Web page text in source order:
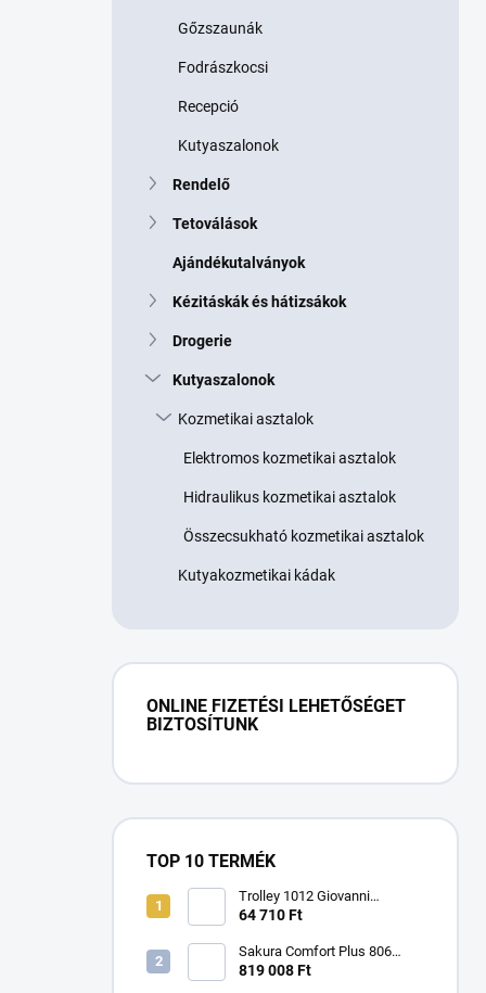
Gőzszaunák
Fodrászkocsi
Recepció
Kutyaszalonok
Rendelő
Tetoválások
Ajándékutalványok
Kézitáskák és hátizsákok
Drogerie
Kutyaszalonok
Kozmetikai asztalok
Elektromos kozmetikai asztalok
Hidraulikus kozmetikai asztalok
Összecsukható kozmetikai asztalok
Kutyakozmetikai kádak
ONLINE FIZETÉSI LEHETŐSÉGET
BIZTOSÍTUNK
TOP 10 TERMÉK
Trolley 1012 Giovanni
kozmetikai asztal
64 710 Ft
Sakura Comfort Plus 806
masszázsfotel
819 008 Ft